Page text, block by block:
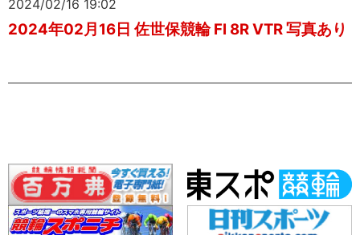
2024/02/16 19:02
2024年02月16日 佐世保競輪 FI 8R VTR 写真あり